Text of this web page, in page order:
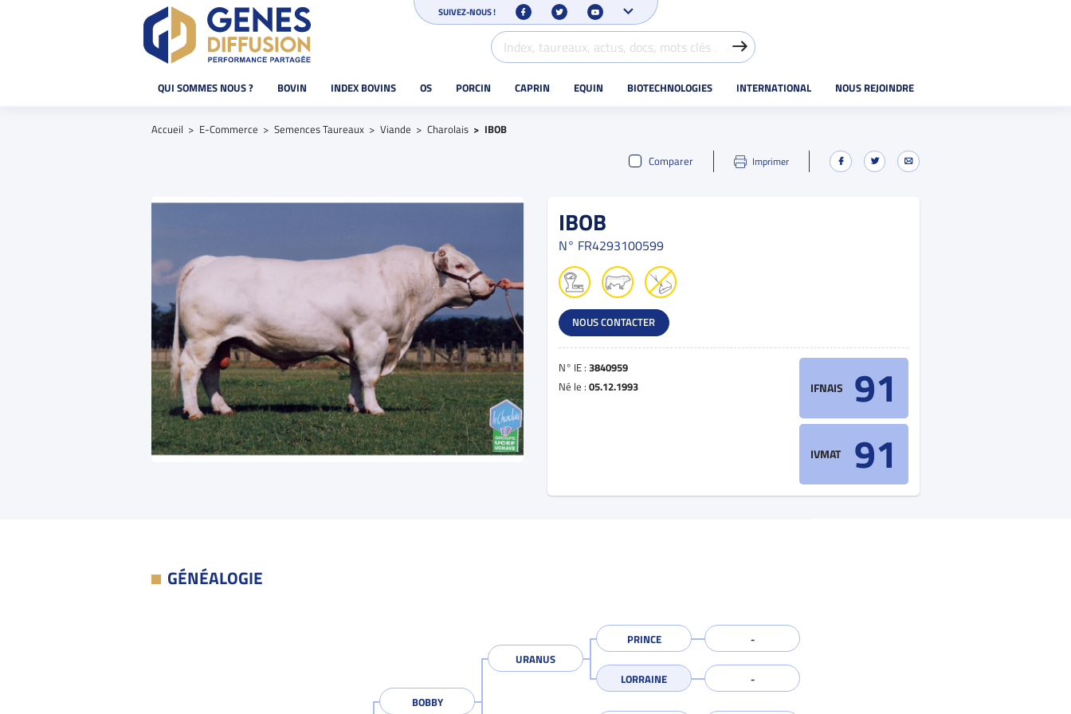
SUIVEZ-NOUS !
QUI SOMMES NOUS ? BOVIN INDEX BOVINS OS PORCIN CAPRIN EQUIN BIOTECHNOLOGIES INTERNATIONAL NOUS REJOINDRE
Accueil E-Commerce Semences Taureaux Viande Charolais
IBOB
Comparer
Imprimer
IBOB
N° FR4293100599
NOUS CONTACTER
N° IE : 3840959
Né le : 05.12.1993 IFNAIS 91
IVMAT 91
GÉNÉALOGIE
BOBBY
URANUS
PRINCE
LORRAINE